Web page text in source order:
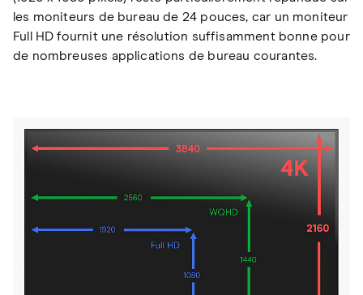
les moniteurs de bureau de 24 pouces, car un moniteur
Full HD fournit une résolution suffisamment bonne pour
de nombreuses applications de bureau courantes.